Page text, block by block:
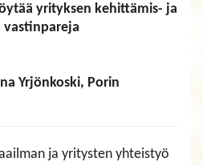
yrityksen kehittämis- ja
Yrjönkoski, Porin
ja yritysten yhteistyö